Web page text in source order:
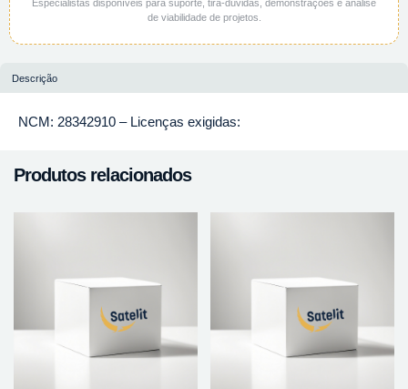
Especialistas disponíveis para suporte, tira-dúvidas, demonstrações e análise
de viabilidade de projetos.
Descrição
NCM: 28342910 – Licenças exigidas:
Produtos relacionados